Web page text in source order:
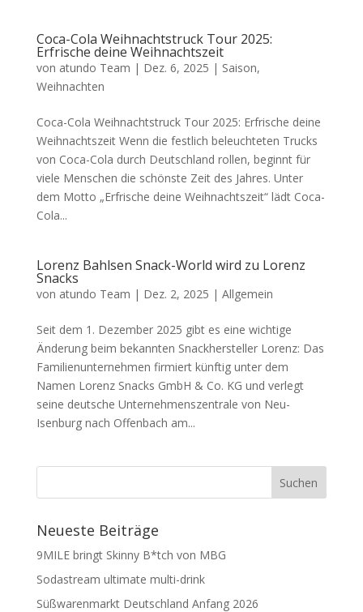
Coca-Cola Weihnachtstruck Tour 2025:
Erfrische deine Weihnachtszeit
von atundo Team | Dez. 6, 2025 | Saison,
Weihnachten
Coca-Cola Weihnachtstruck Tour 2025: Erfrische deine
Weihnachtszeit Wenn die festlich beleuchteten Trucks
von Coca-Cola durch Deutschland rollen, beginnt für
viele Menschen die schönste Zeit des Jahres. Unter
dem Motto „Erfrische deine Weihnachtszeit“ lädt Coca-
Cola...
Lorenz Bahlsen Snack-World wird zu Lorenz
Snacks
von atundo Team | Dez. 2, 2025 | Allgemein
Seit dem 1. Dezember 2025 gibt es eine wichtige
Änderung beim bekannten Snackhersteller Lorenz: Das
Familienunternehmen firmiert künftig unter dem
Namen Lorenz Snacks GmbH & Co. KG und verlegt
seine deutsche Unternehmenszentrale von Neu-
Isenburg nach Offenbach am...
Neueste Beiträge
9MILE bringt Skinny B*tch von MBG
Sodastream ultimate multi-drink
Süßwarenmarkt Deutschland Anfang 2026